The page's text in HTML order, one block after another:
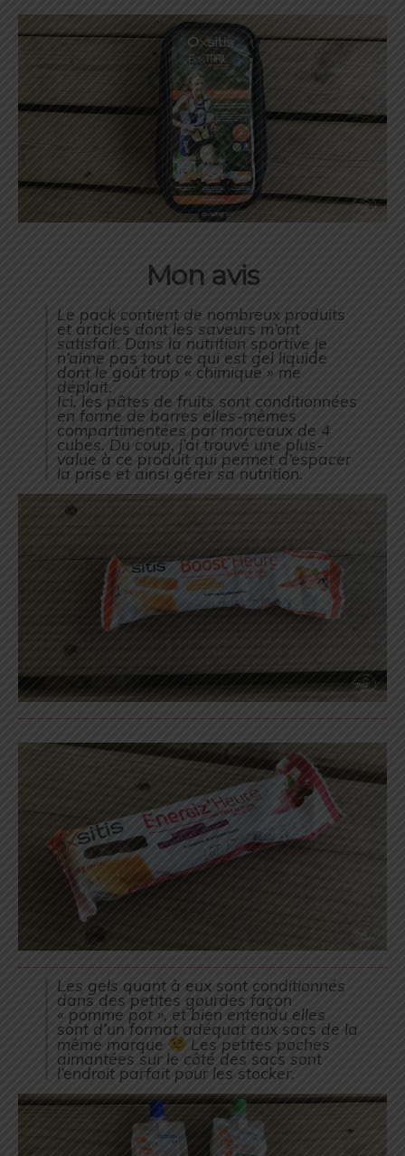
Mon avis
Le pack contient de nombreux produits
et articles dont les saveurs m’ont
satisfait. Dans la nutrition sportive je
n’aime pas tout ce qui est gel liquide
dont le goût trop « chimique » me
déplait.
Ici, les pâtes de fruits sont conditionnées
en forme de barres elles-mêmes
compartimentées par morceaux de 4
cubes. Du coup, j’ai trouvé une plus-
value à ce produit qui permet d’espacer
la prise et ainsi gérer sa nutrition.
Les gels quant à eux sont conditionnés
dans des petites gourdes façon
« pomme pot », et bien entendu elles
sont d’un format adéquat aux sacs de la
même marque Les petites poches
aimantées sur le côté des sacs sont
l’endroit parfait pour les stocker.